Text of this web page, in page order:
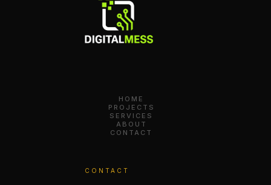
HOME
PROJECTS
SERVICES
ABOUT
CONTACT
CONTACT